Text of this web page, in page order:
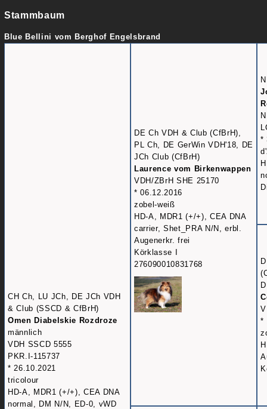
Stammbaum
Blue Bellini vom Berghof Engelsbrand
CH Ch, LU JCh, DE JCh VDH
& Club (SSCD & CfBrH)
Omen Diabelskie Rozdroze
männlich
VDH SSCD 5555
PKR.I-115737
* 26.10.2021
tricolour
HD-A, MDR1 (+/+), CEA DNA
normal, DM N/N, ED-0, vWD
DE Ch VDH & Club (CfBrH),
PL Ch, DE GerWin VDH'18, DE
JCh Club (CfBrH)
Laurence vom Birkenwappen
VDH/ZBrH SHE 25170
* 06.12.2016
zobel-weiß
HD-A, MDR1 (+/+), CEA DNA
carrier, Shet_PRA N/N, erbl.
Augenerkr. frei
Körklasse I
276090010831768
*
*